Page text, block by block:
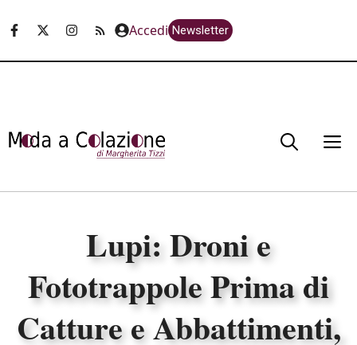
Accedi Newsletter
Lupi: Droni e
Fototrappole Prima di
Catture e Abbattimenti,